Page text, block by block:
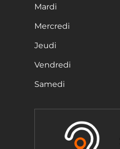
Mardi
Mercredi
Jeudi
Vendredi
Samedi